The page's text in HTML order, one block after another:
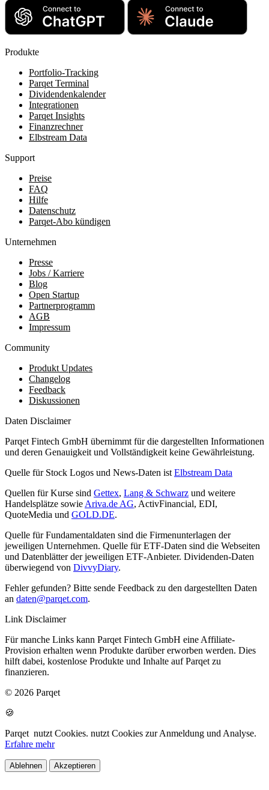
Produkte
Portfolio-Tracking
Parqet Terminal
Dividendenkalender
Integrationen
Parqet Insights
Finanzrechner
Elbstream Data
Support
Preise
FAQ
Hilfe
Datenschutz
Parqet-Abo kündigen
Unternehmen
Presse
Jobs / Karriere
Blog
Open Startup
Partnerprogramm
AGB
Impressum
Community
Produkt Updates
Changelog
Feedback
Diskussionen
Daten Disclaimer
Parqet Fintech GmbH übernimmt für die dargestellten Informationen
und deren Genauigkeit und Vollständigkeit keine Gewährleistung.
Quelle für Stock Logos und News-Daten ist Elbstream Data
Quellen für Kurse sind Gettex, Lang & Schwarz und weitere
Handelsplätze sowie Ariva.de AG, ActivFinancial, EDI,
QuoteMedia und GOLD.DE.
Quelle für Fundamentaldaten sind die Firmenunterlagen der
jeweiligen Unternehmen. Quelle für ETF-Daten sind die Webseiten
und Datenblätter der jeweiligen ETF-Anbieter. Dividenden-Daten
überwiegend von DivvyDiary.
Fehler gefunden? Bitte sende Feedback zu den dargestellten Daten
an daten@parqet.com.
Link Disclaimer
Für manche Links kann Parqet Fintech GmbH eine Affiliate-
Provision erhalten wenn Produkte darüber erworben werden. Dies
hilft dabei, kostenlose Produkte und Inhalte auf Parqet zu
finanzieren.
© 2026 Parqet
🍪
Parqet nutzt Cookies. nutzt Cookies zur Anmeldung und Analyse.
Erfahre mehr
Ablehnen Akzeptieren